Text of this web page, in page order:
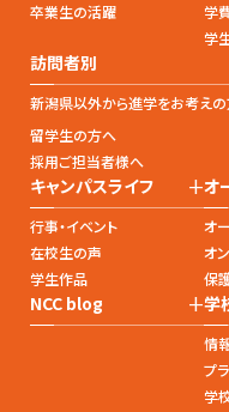
卒業生の活躍
学
学
訪問者別
新潟県以外から進学をお考え
留学生の方へ
採用ご担当者様へ
キャンパスライフ +
行事・イベント
在校生の声
学生作品
オ
オ
オ
保
NCC blog +学
情
プ
学